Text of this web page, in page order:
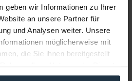
geben wir Informationen zu Ihrer
an unsere Partner für
und Analysen weiter. Unsere
möglicherweise mit
die Sie ihnen bereitgestellt
SDI zu HDMI 12G...
12300194
€ 133,61
Brutto: € 159,00